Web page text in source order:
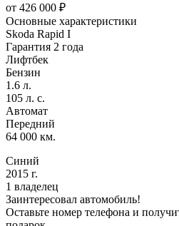
от 426 000 ₽
Основные характеристики
Skoda Rapid I
Гарантия 2 года
Лифтбек
Бензин
1.6 л.
105 л. с.
Автомат
Передний
64 000 км.
Синий
2015 г.
1 владелец
Заинтересовал автомобиль!
Оставьте номер телефона и